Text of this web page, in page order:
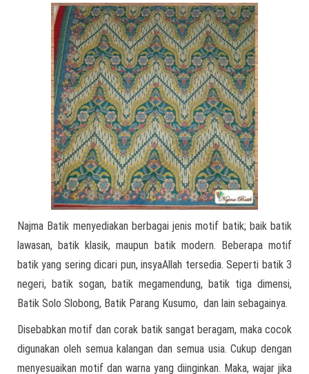
Najma Batik menyediakan berbagai jenis motif batik; baik batik
lawasan, batik klasik, maupun batik modern. Beberapa motif
batik yang sering dicari pun, insyaAllah tersedia. Seperti batik 3
negeri, batik sogan, batik megamendung, batik tiga dimensi,
Batik Solo Slobong, Batik Parang Kusumo, dan lain sebagainya.
Disebabkan motif dan corak batik sangat beragam, maka cocok
digunakan oleh semua kalangan dan semua usia. Cukup dengan
menyesuaikan motif dan warna yang diinginkan. Maka, wajar jika